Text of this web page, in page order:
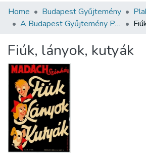
Communities & Collections
Statistics
About us
Home Budapest Gyűjtemény
A Budapest Gyűjtemény Plakáttárának plakátjai
Fiúk, lányok, kutyák